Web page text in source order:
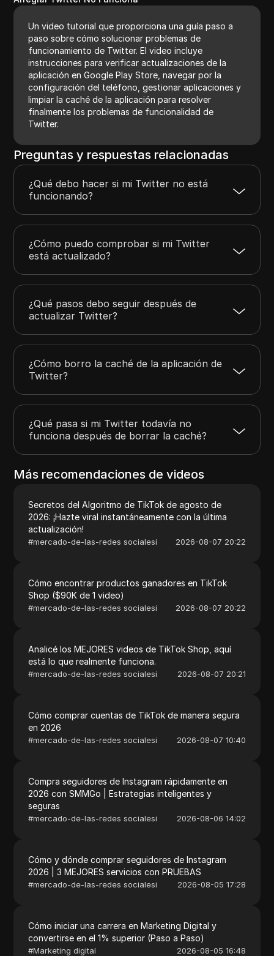
Un video tutorial que proporciona una guía paso a
paso sobre cómo solucionar problemas de
funcionamiento de Twitter. El video incluye
instrucciones para verificar actualizaciones de la
aplicación en Google Play Store, navegar por la
configuración del teléfono, gestionar aplicaciones y
limpiar la caché de la aplicación para resolver
finalmente los problemas de funcionalidad de
Twitter.
Preguntas y respuestas relacionadas
¿Qué debo hacer si mi Twitter no está
funcionando?
¿Cómo puedo comprobar si mi Twitter
está actualizado?
¿Qué pasos debo seguir después de
actualizar Twitter?
¿Cómo borro la caché de la aplicación de
Twitter?
¿Qué pasa si mi Twitter todavía no
funciona después de borrar la caché?
Más recomendaciones de videos
Secretos del Algoritmo de TikTok de agosto de
2026: ¡Hazte viral instantáneamente con la última
actualización!
#mercado-de-las-redes socialesi 2026-08-07 20:22
Cómo encontrar productos ganadores en TikTok
Shop ($90K de 1 video)
#mercado-de-las-redes socialesi 2026-08-07 20:22
Analicé los MEJORES videos de TikTok Shop, aquí
está lo que realmente funciona.
#mercado-de-las-redes socialesi 2026-08-07 20:21
Cómo comprar cuentas de TikTok de manera segura
en 2026
#mercado-de-las-redes socialesi 2026-08-07 10:40
Compra seguidores de Instagram rápidamente en
2026 con SMMGo | Estrategias inteligentes y
seguras
#mercado-de-las-redes socialesi 2026-08-06 14:02
Cómo y dónde comprar seguidores de Instagram
2026 | 3 MEJORES servicios con PRUEBAS
#mercado-de-las-redes socialesi 2026-08-05 17:28
Cómo iniciar una carrera en Marketing Digital y
convertirse en el 1% superior (Paso a Paso)
#Marketing digital 2026-08-05 16:48